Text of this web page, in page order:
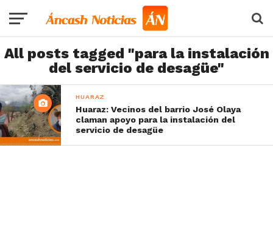
All posts tagged "para la instalación
del servicio de desagüe"
HUARAZ
Huaraz: Vecinos del barrio José Olaya
claman apoyo para la instalación del
servicio de desagüe